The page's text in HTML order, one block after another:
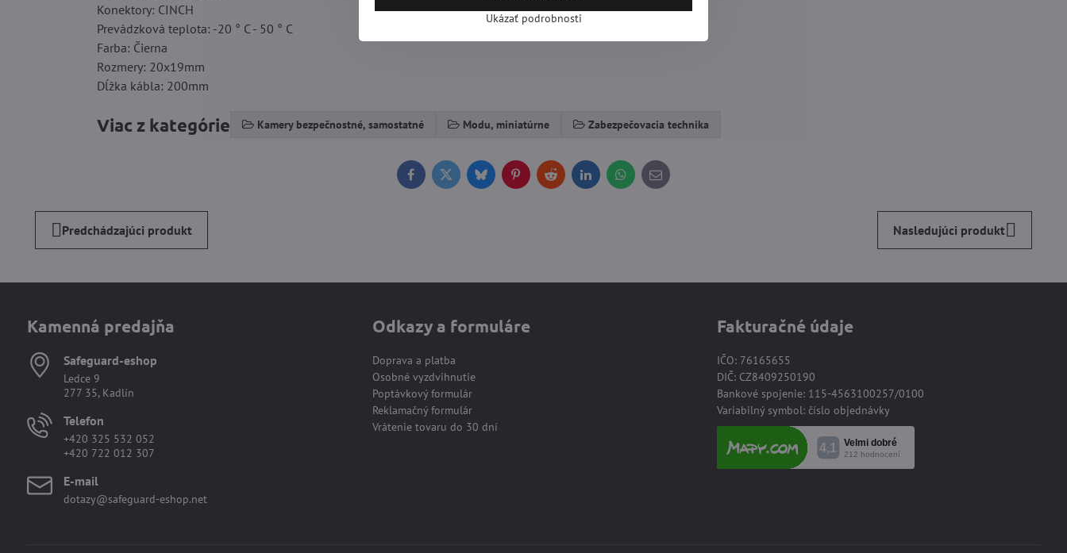
Konektory: CINCH
Prevádzková teplota: -20 ° C - 50 ° C
Farba: Čierna
Rozmery: 20x19mm
Dĺžka kábla: 200mm
Viac z kategórie Kamery bezpečnostné, samostatné Modu, miniatúrne Zabezpečovacia technika
FacebookTwitterBlueskyPinterestRedditLinkedInWhatsApp
E-
mail
Predchádzajúci produkt Nasledujúci produkt
Kamenná predajňa
Safeguard-eshop
Ledce 9
277 35, Kadlín
Telefon
+420 325 532 052
+420 722 012 307
E-mail
dotazy@safeguard-eshop.net
Odkazy a formuláre
Doprava a platba
Osobné vyzdvihnutie
Poptávkový formulár
Reklamačný formulár
Vrátenie tovaru do 30 dní
Fakturačné údaje
IČO: 76165655
DIČ: CZ8409250190
Bankové spojenie: 115-4563100257/0100
Variabilný symbol: číslo objednávky
Ukázať podrobnosti